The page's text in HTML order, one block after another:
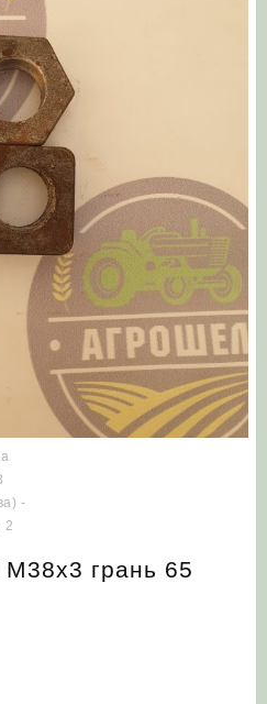
грань 65